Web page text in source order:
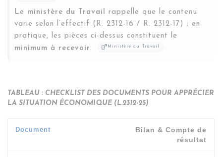
Le ministère du Travail
rappelle que le contenu
varie selon l’effectif (R. 2312-16 / R. 2312-17) ; en
pratique, les pièces ci-dessus constituent le
minimum à recevoir . Ministère du Travail
TABLEAU : CHECKLIST DES DOCUMENTS POUR APPRÉCIER
LA SITUATION ÉCONOMIQUE (L.2312-25)
Bilan & Compte de
résultat